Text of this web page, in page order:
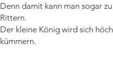
Denn damit kann man sogar
Rittern.
Der kleine König wird sich
kümmern.